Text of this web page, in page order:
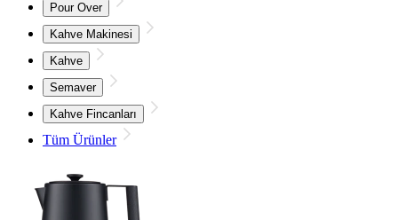
Pour Over
Kahve Makinesi
Kahve
Semaver
Kahve Fincanları
Tüm Ürünler